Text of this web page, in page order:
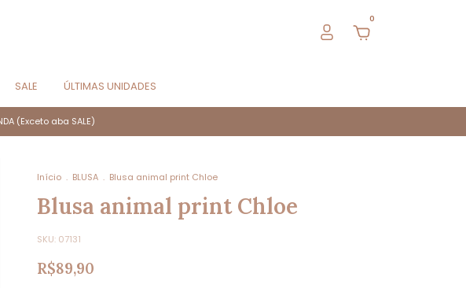
0
SALE ÚLTIMAS UNIDADES
(Exceto aba SALE)
Início . BLUSA . Blusa animal print Chloe
Blusa animal print Chloe
SKU: 07131
R$89,90